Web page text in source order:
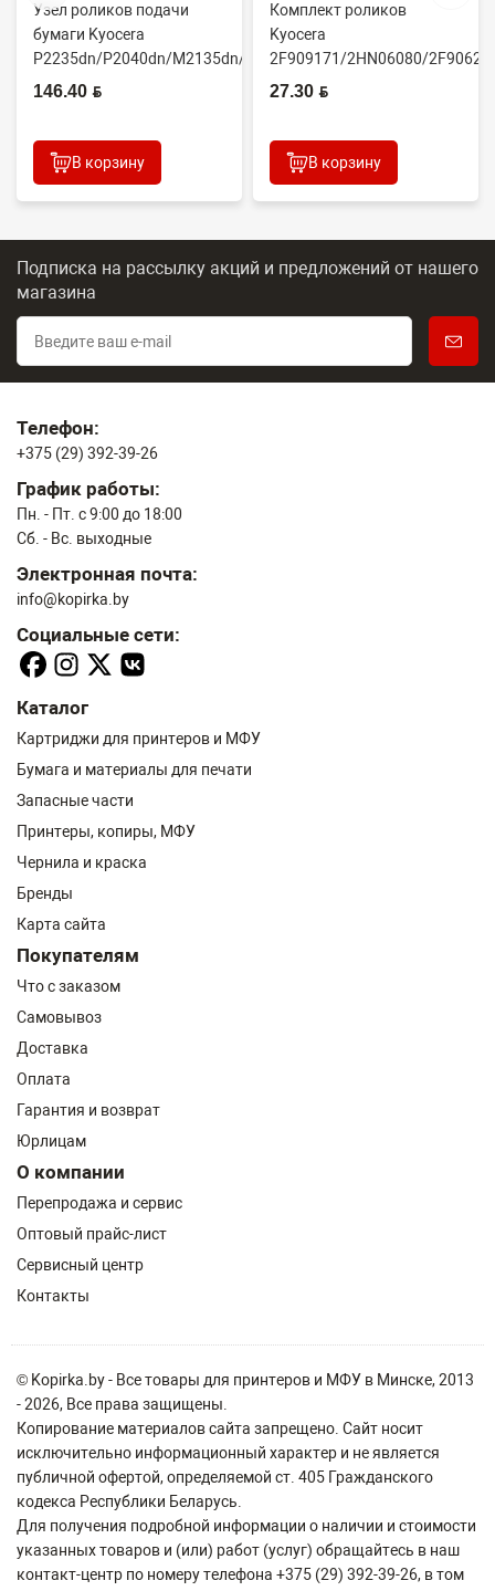
Узел роликов подачи
бумаги Kyocera
P2235dn/P2040dn/M2135dn/M2635dn/M2735dw/M2040dn
(O...
146.40 BYN
В корзину
Комплект роликов
Kyocera
2F909171/2HN06080/
(CET7806)
27.30 BYN
В корзину
Подписка на рассылку акций и предложений от нашего
магазина
Телефон:
+375 (29) 392-39-26
График работы:
Пн. - Пт. с 9:00 до 18:00
Сб. - Вс. выходные
Электронная почта:
info@kopirka.by
Социальные сети:
Каталог
Картриджи для принтеров и МФУ
Бумага и материалы для печати
Запасные части
Принтеры, копиры, МФУ
Чернила и краска
Бренды
Карта сайта
Покупателям
Что с заказом
Самовывоз
Доставка
Оплата
Гарантия и возврат
Юрлицам
О компании
Перепродажа и сервис
Оптовый прайс-лист
Сервисный центр
Контакты
© Kopirka.by - Все товары для принтеров и МФУ в Минске, 2013
- 2026, Все права защищены.
Копирование материалов сайта запрещено. Сайт носит
исключительно информационный характер и не является
публичной офертой, определяемой ст. 405 Гражданского
кодекса Республики Беларусь.
Для получения подробной информации о наличии и стоимости
указанных товаров и (или) работ (услуг) обращайтесь в наш
контакт-центр по номеру телефона +375 (29) 392-39-26, в том